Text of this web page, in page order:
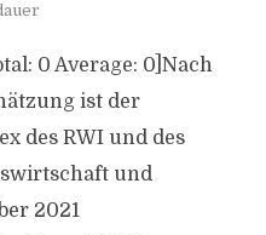
0 Average: 0]Nach
ist der
des RWI und des
und
2021